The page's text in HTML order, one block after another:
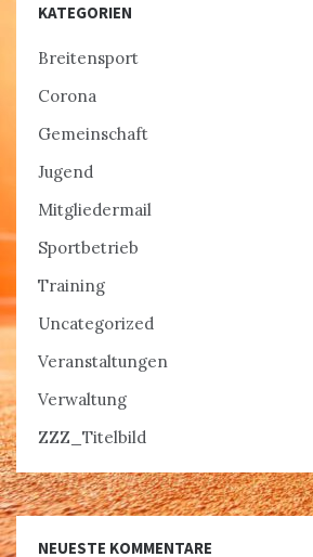
KATEGORIEN
Breitensport
Corona
Gemeinschaft
Jugend
Mitgliedermail
Sportbetrieb
Training
Uncategorized
Veranstaltungen
Verwaltung
ZZZ_Titelbild
NEUESTE KOMMENTARE